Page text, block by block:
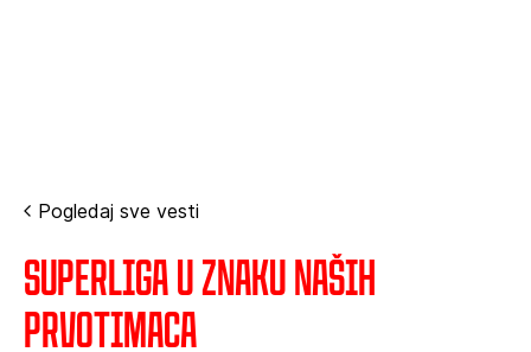
Pogledaj sve vesti
Superliga u znaku naših
prvotimaca